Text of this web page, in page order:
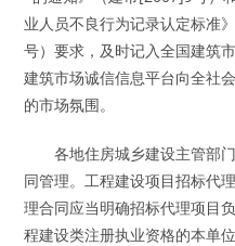
业人员不良行为记录认定标准
号）要求，及时记入全国建筑
建筑市场诚信信息平台向全社
的市场氛围。
各地住房城乡建设主管部门
同管理。工程建设项目招标代
理合同应当明确招标代理项目
程建设类注册执业资格的本单